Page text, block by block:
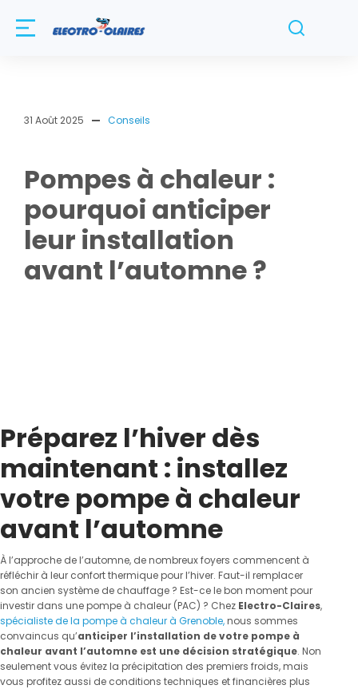
31 Août 2025 Conseils
Pompes à chaleur :
pourquoi anticiper
leur installation
avant l’automne ?
Préparez l’hiver dès
maintenant : installez
votre pompe à chaleur
avant l’automne
À l’approche de l’automne, de nombreux foyers commencent à
réfléchir à leur confort thermique pour l’hiver. Faut-il remplacer
son ancien système de chauffage ? Est-ce le bon moment pour
investir dans une pompe à chaleur (PAC) ? Chez Electro-Claires,
spécialiste de la pompe à chaleur à Grenoble,nous sommes
convaincus qu’anticiper l’installation de votre pompe à
chaleur avant l’automne est une décision stratégique. Non
seulement vous évitez la précipitation des premiers froids, mais
vous profitez aussi de conditions techniques et financières plus